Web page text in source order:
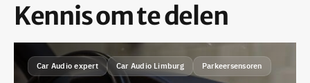
Kennis om te delen
Car Audio expert Car Audio Limburg Parkeersensoren